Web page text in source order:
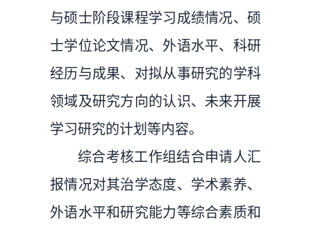
与硕士阶段课程学习成绩情况、硕
士学位论文情况、外语水平、科研
经历与成果、对拟从事研究的学科
领域及研究方向的认识、未来开展
学习研究的计划等内容。
综合考核工作组结合申请人汇
报情况对其治学态度、学术素养、
外语水平和研究能力等综合素质和